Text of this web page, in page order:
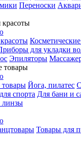
Переноски
красоты
для укладки
Эпиляторы
товары
Йога, пилатес
спорта Для бани и
линзы
Товары для